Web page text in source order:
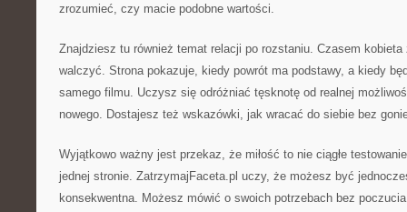
zrozumieć, czy macie podobne wartości.
Znajdziesz tu również temat relacji po rozstaniu. Czasem
walczyć. Strona pokazuje, kiedy powrót ma podstawy, a kiedy
samego filmu. Uczysz się odróżniać tęsknotę od realnej
nowego. Dostajesz też wskazówki, jak wracać do siebie bez
Wyjątkowo ważny jest przekaz, że miłość to nie ciągłe
jednej stronie. ZatrzymajFaceta.pl uczy, że możesz być
konsekwentna. Możesz mówić o swoich potrzebach bez